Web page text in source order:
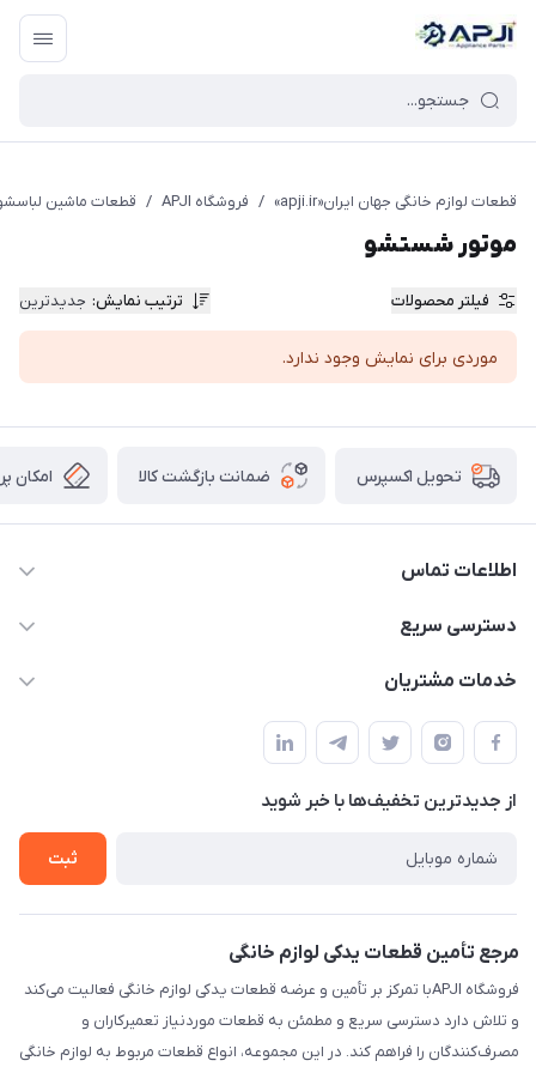
قطعات یدکی و جانبی لوازم خانگی جهان ایران
قطعات لوازم خانگی جهان ایران«apji.ir» / فروشگاه APJI / قطعات ماشین
موتور شستشو
فیلتر محصولات ترتیب نمایش: جدیدترین
موردی برای نمایش وجود ندارد.
تحویل اکسپرس ضمانت بازگشت کالا امکان
اطلاعات تماس
09106753413
دسترسی سریع
حساب کاربری
لیست محصولات
درباره ما
خدمات مشتریان
قوانین و مقررات
حریم خصوصی
راهنما
از جدید‌ترین تخفیف‌ها با‌ خبر شوید
ثبت
مرجع تأمین قطعات یدکی لوازم خانگی
فروشگاه APJIبا تمرکز بر تأمین و عرضه قطعات یدکی لوازم خانگی فعالیت می‌کند
و تلاش دارد دسترسی سریع و مطمئن به قطعات موردنیاز تعمیرکاران و
مصرف‌کنندگان را فراهم کند. در این مجموعه، انواع قطعات مربوط به لوازم خانگی